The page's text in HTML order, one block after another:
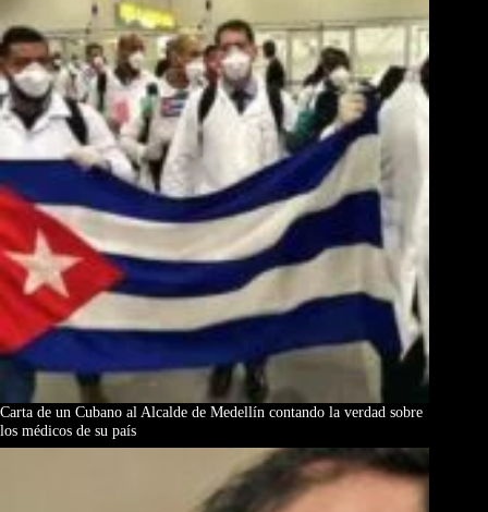
Carta de un Cubano al Alcalde de Medellín contando la verdad sobre
los médicos de su país